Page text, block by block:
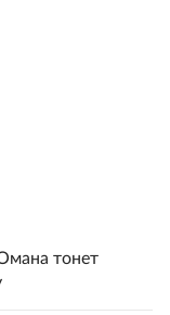
тонет